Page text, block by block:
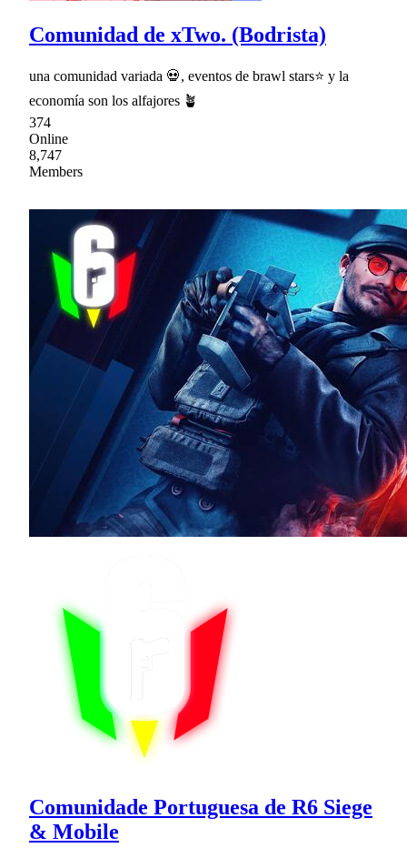
Comunidad de xTwo. (Bodrista)
una comunidad variada 💀, eventos de brawl stars⭐ y la
economía son los alfajores 🪴
374
Online
8,747
Members
Comunidade Portuguesa de R6 Siege
& Mobile